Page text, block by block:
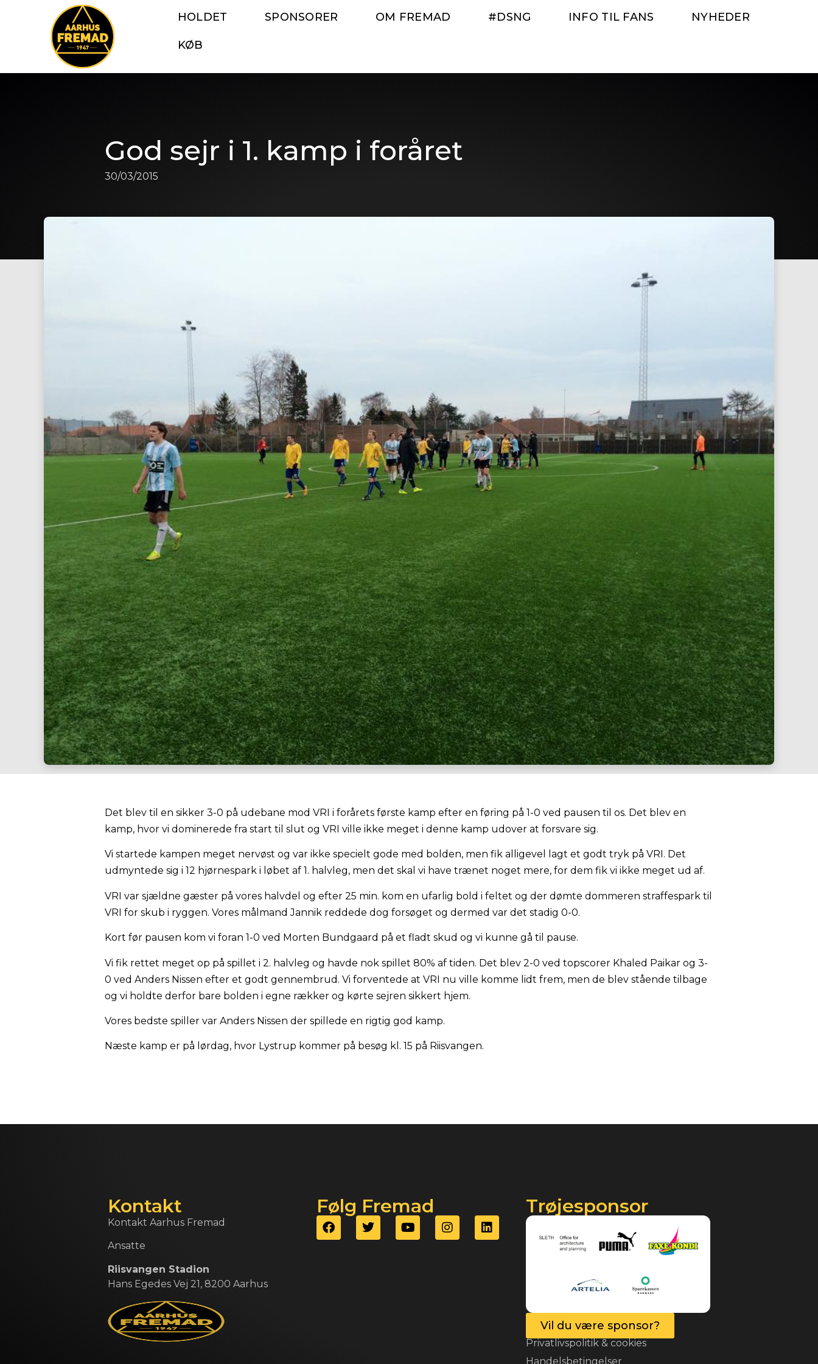
HOLDET SPONSORER OM FREMAD #DSNG INFO TIL FANS NYHEDER
KØB
God sejr i 1. kamp i foråret
30/03/2015
Det blev til en sikker 3-0 på udebane mod VRI i forårets første kamp efter en føring på 1-0 ved pausen til os. Det blev en
kamp, hvor vi dominerede fra start til slut og VRI ville ikke meget i denne kamp udover at forsvare sig.
Vi startede kampen meget nervøst og var ikke specielt gode med bolden, men fik alligevel lagt et godt tryk på VRI. Det
udmyntede sig i 12 hjørnespark i løbet af 1. halvleg, men det skal vi have trænet noget mere, for dem fik vi ikke meget ud af.
VRI var sjældne gæster på vores halvdel og efter 25 min. kom en ufarlig bold i feltet og der dømte dommeren straffespark til
VRI for skub i ryggen. Vores målmand Jannik reddede dog forsøget og dermed var det stadig 0-0.
Kort før pausen kom vi foran 1-0 ved Morten Bundgaard på et fladt skud og vi kunne gå til pause.
Vi fik rettet meget op på spillet i 2. halvleg og havde nok spillet 80% af tiden. Det blev 2-0 ved topscorer Khaled Paikar og 3-
0 ved Anders Nissen efter et godt gennembrud. Vi forventede at VRI nu ville komme lidt frem, men de blev stående tilbage
og vi holdte derfor bare bolden i egne rækker og kørte sejren sikkert hjem.
Vores bedste spiller var Anders Nissen der spillede en rigtig god kamp.
Næste kamp er på lørdag, hvor Lystrup kommer på besøg kl. 15 på Riisvangen.
Kontakt
Kontakt Aarhus Fremad
Ansatte
Riisvangen Stadion
Hans Egedes Vej 21, 8200 Aarhus
Følg Fremad Trøjesponsor
Vil du være sponsor?
Privatlivspolitik & cookies
Handelsbetingelser